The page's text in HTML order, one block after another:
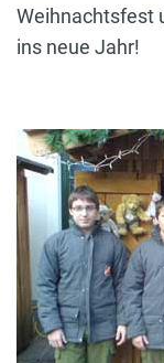
Weihnachtsfest
ins neue Jahr!